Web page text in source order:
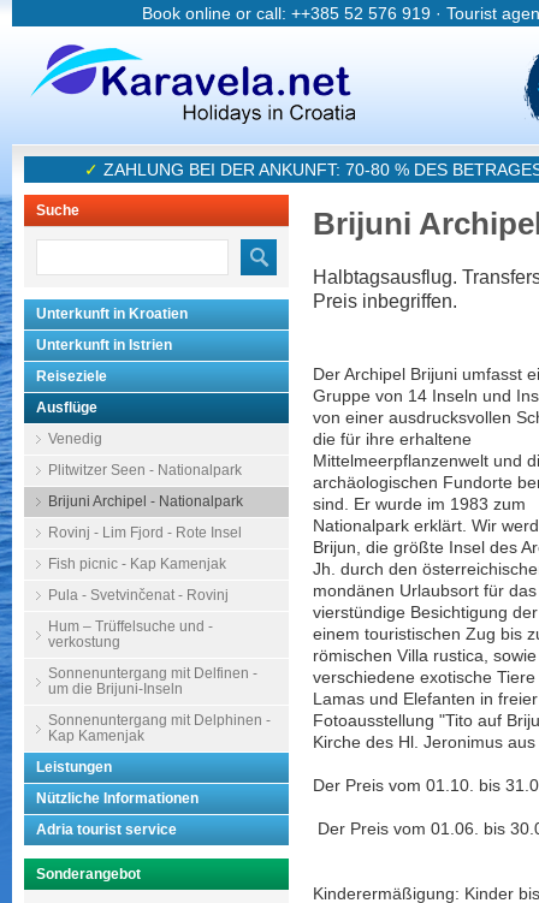
Book online or call: ++385 52 576 919 · Tourist
✓ ZAHLUNG BEI DER ANKUNFT: 70-80 % DES
Suche
Unterkunft in Kroatien
Unterkunft in Istrien
Reiseziele
Ausflüge
Venedig
Plitwitzer Seen - Nationalpark
Brijuni Archipel - Nationalpark
Rovinj - Lim Fjord - Rote Insel
Fish picnic - Kap Kamenjak
Pula - Svetvinčenat - Rovinj
Hum – Trüffelsuche und -
verkostung
Sonnenuntergang mit Delfinen -
um die Brijuni-Inseln
Sonnenuntergang mit Delphinen -
Kap Kamenjak
Leistungen
Nützliche Informationen
Adria tourist service
Sonderangebot
Brijuni
Halbtagsausflug.
Preis inbegriffen.
Der Archipel Brijuni umfasst
Gruppe von 14 Inseln und
von einer ausdrucksvollen
die für ihre erhaltene
Mittelmeerpflanzenwelt und
archäologischen Fundorte
sind. Er wurde im 1983 zum
Nationalpark erklärt. Wir
Brijun, die größte Insel des
Jh. durch den
mondänen Urlaubsort für
vierstündige Besichtigung
einem touristischen Zug bis
römischen Villa rustica,
verschiedene exotische
Lamas und Elefanten in
Fotoausstellung "Tito auf
Kirche des Hl. Jeronimus
Der Preis vom 01.10. bis
Der Preis vom 01.06. bis
Kinderermäßigung: Kinder